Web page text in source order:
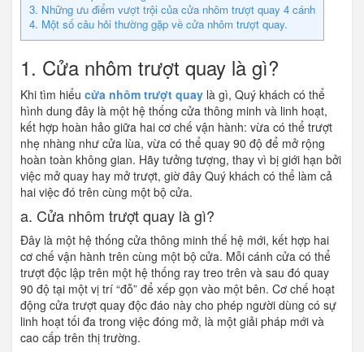
3. Những ưu điểm vượt trội của cửa nhôm trượt quay 4 cánh
4. Một số câu hỏi thường gặp về cửa nhôm trượt quay.
1. Cửa nhôm trượt quay là gì?
Khi tìm hiểu cửa nhôm trượt quay là gì, Quý khách có thể
hình dung đây là một hệ thống cửa thông minh và linh hoạt,
kết hợp hoàn hảo giữa hai cơ chế vận hành: vừa có thể trượt
nhẹ nhàng như cửa lùa, vừa có thể quay 90 độ để mở rộng
hoàn toàn không gian. Hãy tưởng tượng, thay vì bị giới hạn bởi
việc mở quay hay mở trượt, giờ đây Quý khách có thể làm cả
hai việc đó trên cùng một bộ cửa.
a. Cửa nhôm trượt quay là gì?
Đây là một hệ thống cửa thông minh thế hệ mới, kết hợp hai
cơ chế vận hành trên cùng một bộ cửa. Mỗi cánh cửa có thể
trượt độc lập trên một hệ thống ray treo trên và sau đó quay
90 độ tại một vị trí “đỗ” để xếp gọn vào một bên. Cơ chế hoạt
động cửa trượt quay độc đáo này cho phép người dùng có sự
linh hoạt tối đa trong việc đóng mở, là một giải pháp mới và
cao cấp trên thị trường.